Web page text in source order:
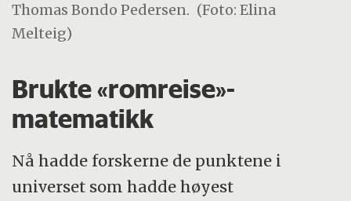
Thomas Bondo Pedersen. (Foto: Elina
Melteig)
Brukte «romreise»-
matematikk
Nå hadde forskerne de punktene i
universet som hadde høyest